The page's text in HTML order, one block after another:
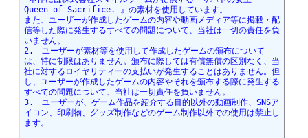
Queen of Sacrifice. 』の素材を使用しています。
また、ユーザーが作成したゲームの内容や動画メディア等に掲載・配
信等した際に発生するすべての問題について、当社は一切の責任を負
いません。
2.　ユーザーが素材等を使用して作成したゲームの頒布について
は、特に制限はありません。頒布に際しては有償無償の区別なく、当
社に対するロイヤリティーの支払いが発生することはありません。但
し、ユーザーが作成したゲームの内容やそれを頒布する際に発生する
すべての問題について、当社は一切責任を負いません。
3.　ユーザーが、ゲーム作品を紹介する目的以外の動画制作、SNSア
イコン、印刷物、グッズ制作などのゲーム制作以外での使用は禁止し
ます。